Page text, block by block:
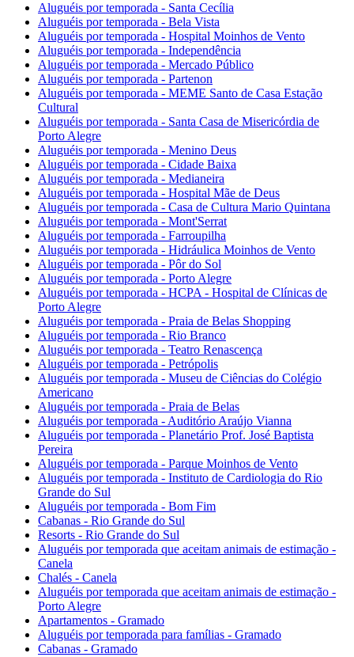
Aluguéis por temporada - Santa Cecília
Aluguéis por temporada - Bela Vista
Aluguéis por temporada - Hospital Moinhos de Vento
Aluguéis por temporada - Independência
Aluguéis por temporada - Mercado Público
Aluguéis por temporada - Partenon
Aluguéis por temporada - MEME Santo de Casa Estação
Cultural
Aluguéis por temporada - Santa Casa de Misericórdia de
Porto Alegre
Aluguéis por temporada - Menino Deus
Aluguéis por temporada - Cidade Baixa
Aluguéis por temporada - Medianeira
Aluguéis por temporada - Hospital Mãe de Deus
Aluguéis por temporada - Casa de Cultura Mario Quintana
Aluguéis por temporada - Mont'Serrat
Aluguéis por temporada - Farroupilha
Aluguéis por temporada - Hidráulica Moinhos de Vento
Aluguéis por temporada - Pôr do Sol
Aluguéis por temporada - Porto Alegre
Aluguéis por temporada - HCPA - Hospital de Clínicas de
Porto Alegre
Aluguéis por temporada - Praia de Belas Shopping
Aluguéis por temporada - Rio Branco
Aluguéis por temporada - Teatro Renascença
Aluguéis por temporada - Petrópolis
Aluguéis por temporada - Museu de Ciências do Colégio
Americano
Aluguéis por temporada - Praia de Belas
Aluguéis por temporada - Auditório Araújo Vianna
Aluguéis por temporada - Planetário Prof. José Baptista
Pereira
Aluguéis por temporada - Parque Moinhos de Vento
Aluguéis por temporada - Instituto de Cardiologia do Rio
Grande do Sul
Aluguéis por temporada - Bom Fim
Cabanas - Rio Grande do Sul
Resorts - Rio Grande do Sul
Aluguéis por temporada que aceitam animais de estimação -
Canela
Chalés - Canela
Aluguéis por temporada que aceitam animais de estimação -
Porto Alegre
Apartamentos - Gramado
Aluguéis por temporada para famílias - Gramado
Cabanas - Gramado